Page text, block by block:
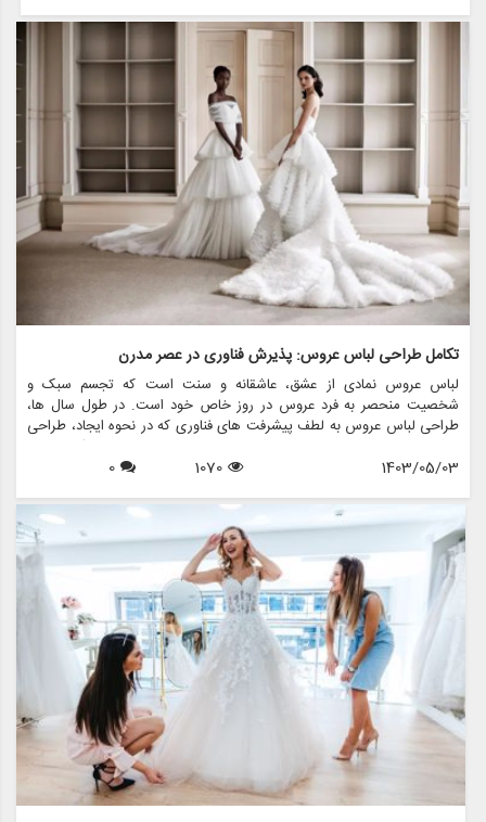
پیشرو عروس، چگونه این عناصر جاودانه را در مجموعه نفیس لباس عروس
تکامل طراحی لباس عروس: پذیرش فناوری در عصر مدرن
لباس عروس نمادی از عشق، عاشقانه و سنت است که تجسم سبک و
شخصیت منحصر به فرد عروس در روز خاص خود است. در طول سال ها،
طراحی لباس عروس به لطف پیشرفت های فناوری که در نحوه ایجاد، طراحی
و شخصی سازی لباس ها متحول شده است، به طور قابل توجهی تکامل یافته
است. در این مقاله، نقش تکنولوژی در طراحی لباس عروس مدرن را بررسی
چگونه از تکنولوژی استفاده می کند تا تجربه ای یکپارچه و نوآورانه را برای
عروس هایی که به دنبال لباس رویایی خود هستند، ارائه دهد.
1403/05/03
1070
0